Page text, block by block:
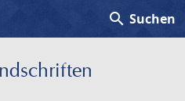
search Suchen